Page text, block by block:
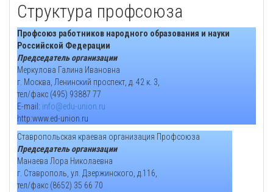
Структура профсоюза
Профсоюз работников народного образования и науки
Российской Федерации
Председатель организации
Меркулова Галина Ивановна
г. Москва, Ленинский проспект, д. 42 к. 3,
тел/факс (495) 93887 77
E-mail: info@edu-union.ru
http:www.ed-union.ru
Ставропольская краевая организация Профсоюза
Председатель организации
Манаева Лора Николаевна
г. Ставрополь, ул. Дзержинского, д.116,
тел/факс (8652) 35 66 70